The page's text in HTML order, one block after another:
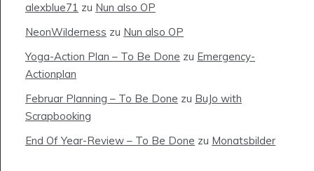
alexblue71 zu Nun also OP
NeonWilderness zu Nun also OP
Yoga-Action Plan – To Be Done zu Emergency-
Actionplan
Februar Planning – To Be Done zu BuJo with
Scrapbooking
End Of Year-Review – To Be Done zu Monatsbilder